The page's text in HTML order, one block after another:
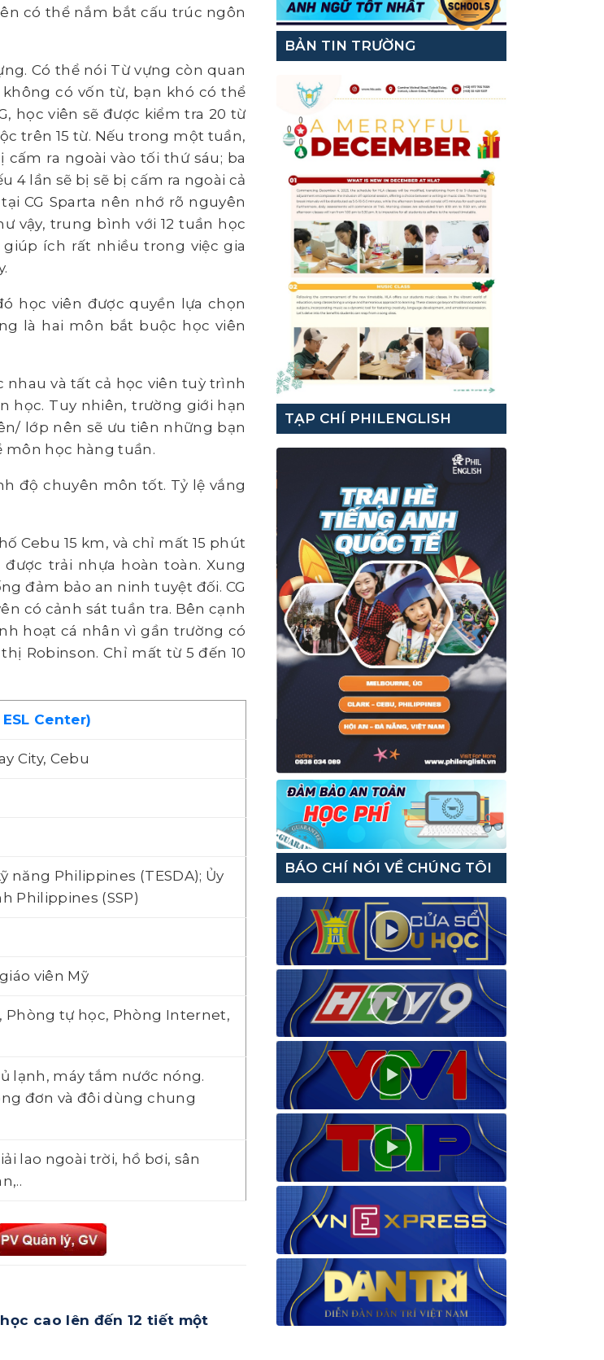
có thể nắm bắt cấu trúc ngôn
Có thể nói Từ vựng còn quan
có vốn từ, bạn khó có thể
học viên sẽ được kiểm tra 20 từ
trên 15 từ. Nếu trong một tuần,
ra ngoài vào tối thứ sáu; ba
4 lần sẽ bị sẽ bị cấm ra ngoài cả
CG Sparta nên nhớ rõ nguyên
vậy, trung bình với 12 tuần học
ích rất nhiều trong việc gia
học viên được quyền lựa chọn
là hai môn bắt buộc học viên
nhau và tất cả học viên tuỳ trình
học. Tuy nhiên, trường giới hạn
lớp nên sẽ ưu tiên những bạn
môn học hàng tuần.
độ chuyên môn tốt. Tỷ lệ vắng
Cebu 15 km, và chỉ mất 15 phút
trải nhựa hoàn toàn. Xung
đảm bảo an ninh tuyệt đối. CG
có cảnh sát tuần tra. Bên cạnh
hoạt cá nhân vì gần trường có
Robinson. Chỉ mất từ 5 đến 10
Center)
City, Cebu
năng Philippines (TESDA); Ủy
Philippines (SSP)
viên Mỹ
Phòng tự học, Phòng Internet,
lạnh, máy tắm nước nóng.
đơn và đôi dùng chung
lao ngoài trời, hồ bơi, sân
cao lên đến 12 tiết một
BẢN TIN TRƯỜNG
TẠP CHÍ PHILENGLISH
BÁO CHÍ NÓI VỀ CHÚNG TÔI